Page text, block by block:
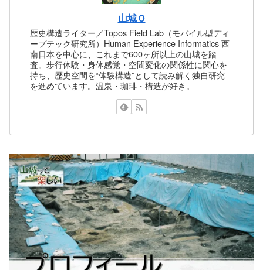
山城Ｑ
歴史構造ライター／Topos Field Lab（モバイル型ディ
ープテック研究所）Human Experience Informatics 西
南日本を中心に、これまで600ヶ所以上の山城を踏
査。歩行体験・身体感覚・空間変化の関係性に関心を
持ち、歴史空間を“体験構造”として読み解く独自研究
を進めています。温泉・珈琲・構造が好き。